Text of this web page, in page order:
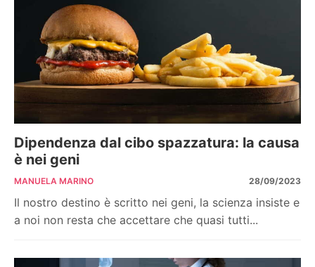
Dipendenza dal cibo spazzatura: la causa
è nei geni
MANUELA MARINO 28/09/2023
Il nostro destino è scritto nei geni, la scienza insiste e
a noi non resta che accettare che quasi tutti...